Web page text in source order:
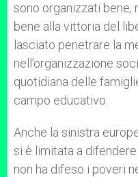
sono organizzati bene,
bene alla vittoria del
lasciato penetrare la
nell’organizzazione
quotidiana delle
campo educativo.
Anche la sinistra
si è limitata a
non ha difeso i poveri